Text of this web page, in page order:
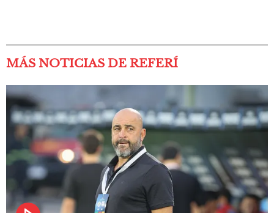
MÁS NOTICIAS DE REFERÍ